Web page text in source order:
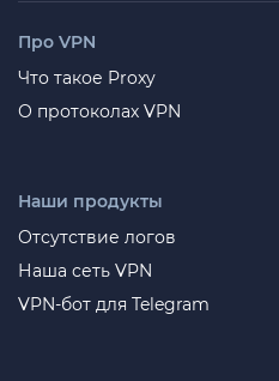
Про VPN
Что такое Proxy
О протоколах VPN
Наши продукты
Отсутствие логов
Наша сеть VPN
VPN-бот для Telegram